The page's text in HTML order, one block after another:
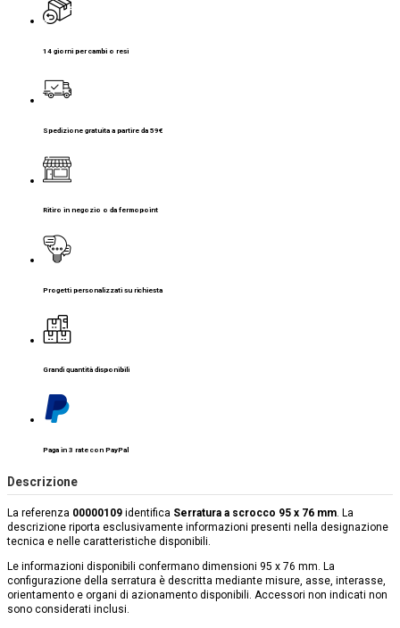
14 giorni per cambi o resi
Spedizione gratuita a partire da 59€
Ritiro in negozio o da fermopoint
Progetti personalizzati su richiesta
Grandi quantità disponibili
Paga in 3 rate con PayPal
Descrizione
La referenza 00000109 identifica Serratura a scrocco 95 x 76 mm. La
descrizione riporta esclusivamente informazioni presenti nella designazione
tecnica e nelle caratteristiche disponibili.
Le informazioni disponibili confermano dimensioni 95 x 76 mm. La
configurazione della serratura è descritta mediante misure, asse, interasse,
orientamento e organi di azionamento disponibili. Accessori non indicati non
sono considerati inclusi.